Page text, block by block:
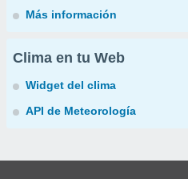
Más información
Clima en tu Web
Widget del clima
API de Meteorología